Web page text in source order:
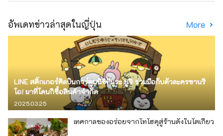
อัพเดทข่าวล่าสุดในญี่ปุ่น More
LINE สติ๊กเกอร์ศิลปินการ์ตูนนิชิทีมูระ ยูจิ ร่วมมือกับตัวละครซานริ
โอ! มาที่โดนกิซื้อสินค้าจำกัด
2025.03.25
เทศกาลของอร่อยจากโทโฮคุสู่ร้านดังในโตเกียว